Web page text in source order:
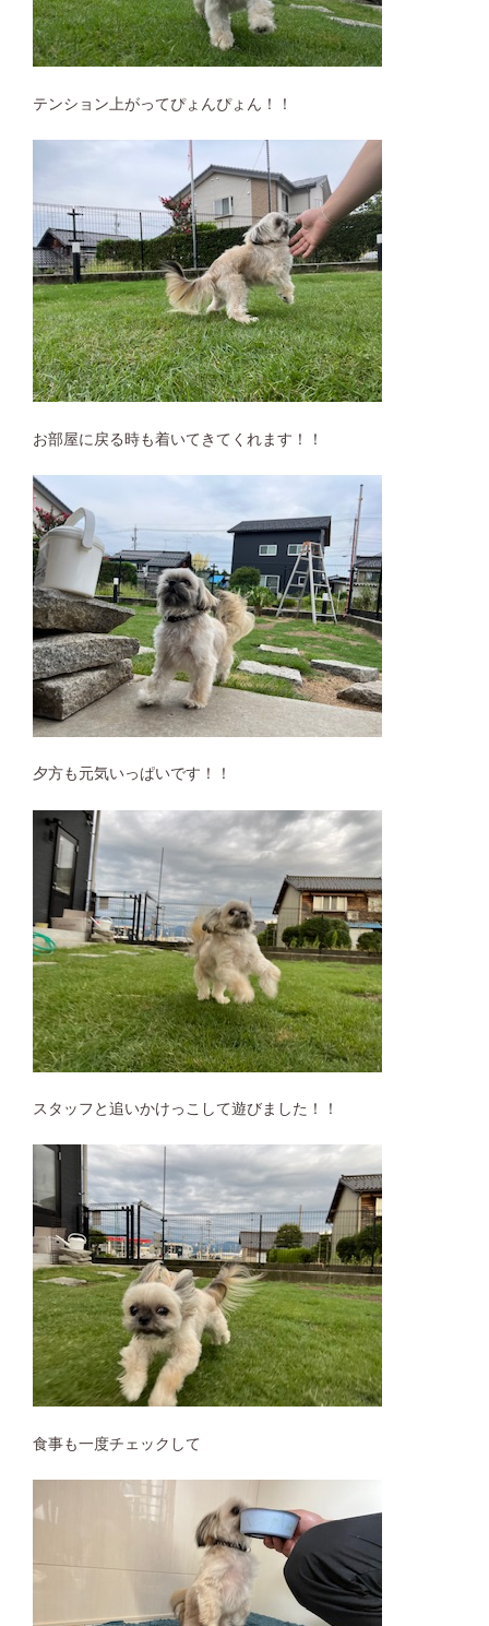
テンション上がってぴょんぴょん！！
お部屋に戻る時も着いてきてくれます！！
夕方も元気いっぱいです！！
スタッフと追いかけっこして遊びました！！
食事も一度チェックして